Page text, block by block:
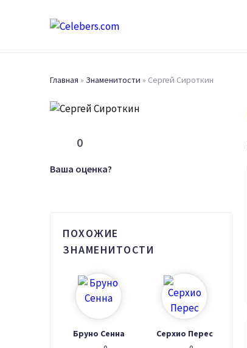
Главная » Знаменитости » Сергей Сироткин
0
Ваша оценка?
ПОХОЖИЕ
ЗНАМЕНИТОСТИ
Бруно Сенна Серхио Перес